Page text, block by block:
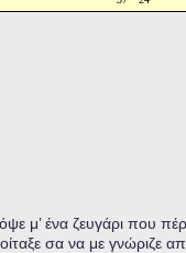
μ’ ένα ζευγάρι που
σα να με γνώριζε